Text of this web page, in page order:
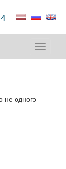
Toggle
не одного